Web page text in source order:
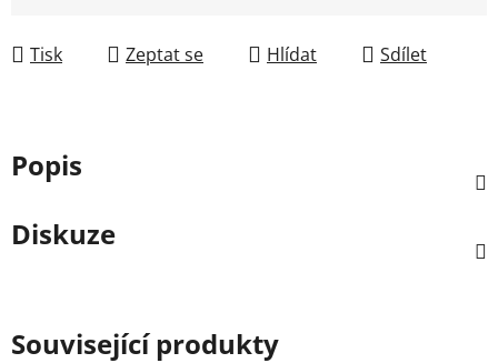
Tisk Zeptat se Hlídat Sdílet
Popis
Diskuze
Související produkty